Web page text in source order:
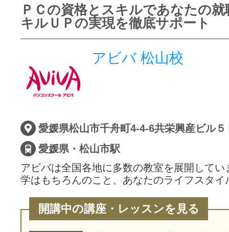
掲載のお問
ＰＣの資格とスキルであなたの就
キルＵＰの実現を徹底サポート
アビバ 松山校
愛媛県松山市千舟町4-4-6共栄興産ビル５
愛媛県・松山市駅
アビバは全国各地に多数の教室を展開してい
学はもちろんのこと、あなたのライフスタ
開講中の講座・レッスンを見る